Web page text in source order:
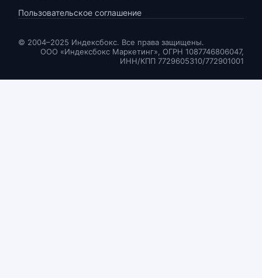
Пользовательское соглашение
© 2004–2025 Индексбокс. Все права защищены.
ООО «Индексбокс Маркетинг», ОГРН 1087746806047,
ИНН/КПП 7729605310/772901001